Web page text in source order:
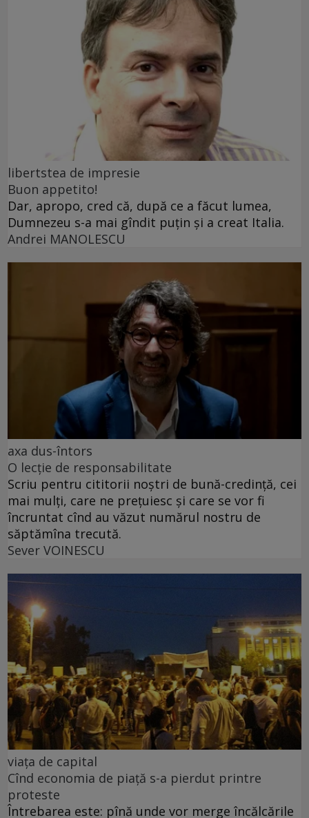
libertstea de impresie
Buon appetito!
Dar, apropo, cred că, după ce a făcut lumea,
Dumnezeu s-a mai gîndit puțin și a creat Italia.
Andrei MANOLESCU
axa dus-întors
O lecție de responsabilitate
Scriu pentru cititorii noștri de bună-credință, cei
mai mulți, care ne prețuiesc și care se vor fi
încruntat cînd au văzut numărul nostru de
săptămîna trecută.
Sever VOINESCU
viața de capital
Cînd economia de piață s-a pierdut printre
proteste
Întrebarea este: pînă unde vor merge încălcările